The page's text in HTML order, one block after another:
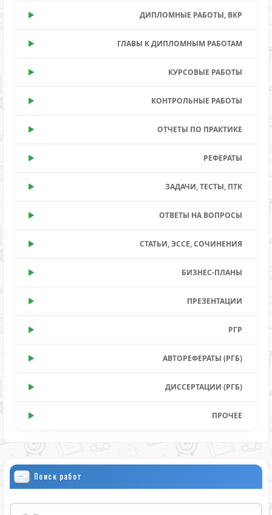
ДИПЛОМНЫЕ РАБОТЫ, ВКР
ГЛАВЫ К ДИПЛОМНЫМ РАБОТАМ
КУРСОВЫЕ РАБОТЫ
КОНТРОЛЬНЫЕ РАБОТЫ
ОТЧЕТЫ ПО ПРАКТИКЕ
РЕФЕРАТЫ
ЗАДАЧИ, ТЕСТЫ, ПТК
ОТВЕТЫ НА ВОПРОСЫ
СТАТЬИ, ЭССЕ, СОЧИНЕНИЯ
БИЗНЕС-ПЛАНЫ
ПРЕЗЕНТАЦИИ
РГР
АВТОРЕФЕРАТЫ (РГБ)
ДИССЕРТАЦИИ (РГБ)
ПРОЧЕЕ
Поиск работ